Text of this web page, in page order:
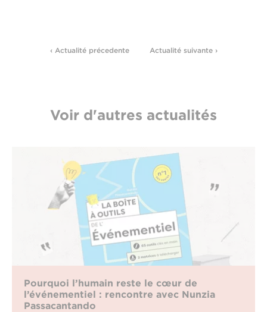
‹ Actualité précedente Actualité suivante ›
Voir d'autres actualités
Pourquoi l’humain reste le cœur de
l’événementiel : rencontre avec Nunzia
Passacantando